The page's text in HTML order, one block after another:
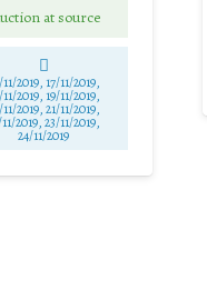
at source
2019, 17/11/2019,
2019, 19/11/2019,
2019, 21/11/2019,
2019, 23/11/2019,
24/11/2019